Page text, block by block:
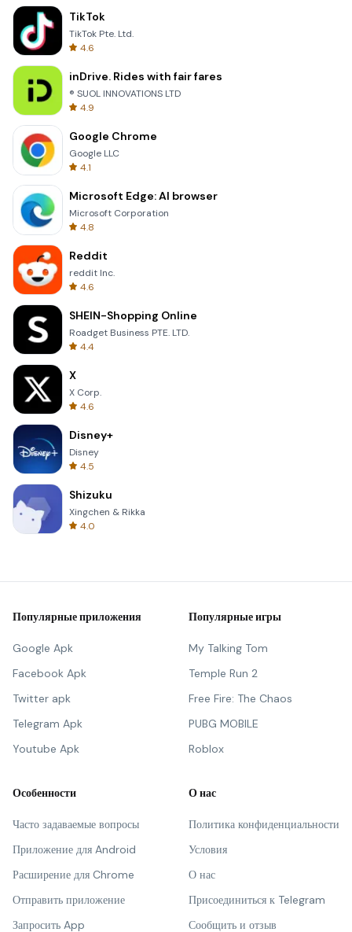
TikTok
TikTok Pte. Ltd.
4.6
inDrive. Rides with fair fares
® SUOL INNOVATIONS LTD
4.9
Google Chrome
Google LLC
4.1
Microsoft Edge: AI browser
Microsoft Corporation
4.8
Reddit
reddit Inc.
4.6
SHEIN-Shopping Online
Roadget Business PTE. LTD.
4.4
X
X Corp.
4.6
Disney+
Disney
4.5
Shizuku
Xingchen & Rikka
4.0
Популярные приложения
Google Apk
Facebook Apk
Twitter apk
Telegram Apk
Youtube Apk
Популярные игры
My Talking Tom
Temple Run 2
Free Fire: The Chaos
PUBG MOBILE
Roblox
Особенности
Часто задаваемые вопросы
Приложение для Android
Расширение для Chrome
Отправить приложение
Запросить App
О нас
Политика конфиденциальности
Условия
О нас
Присоединиться к Telegram
Сообщить и отзыв